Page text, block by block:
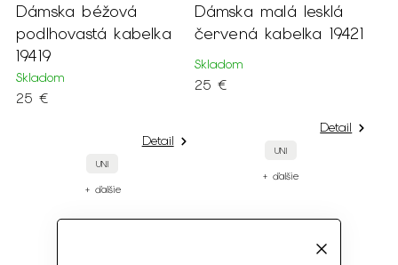
Dámska béžová
podlhovastá kabelka
19419
Skladom
25 €
Detail
UNI
+ ďalšie
Dámska malá lesklá
červená kabelka 19421
Skladom
25 €
Detail
UNI
+ ďalšie